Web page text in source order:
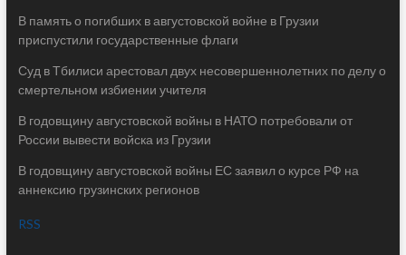
В память о погибших в августовской войне в Грузии
приспустили государственные флаги
Суд в Тбилиси арестовал двух несовершеннолетних по делу о
смертельном избиении учителя
В годовщину августовской войны в НАТО потребовали от
России вывести войска из Грузии
В годовщину августовской войны ЕС заявил о курсе РФ на
аннексию грузинских регионов
RSS